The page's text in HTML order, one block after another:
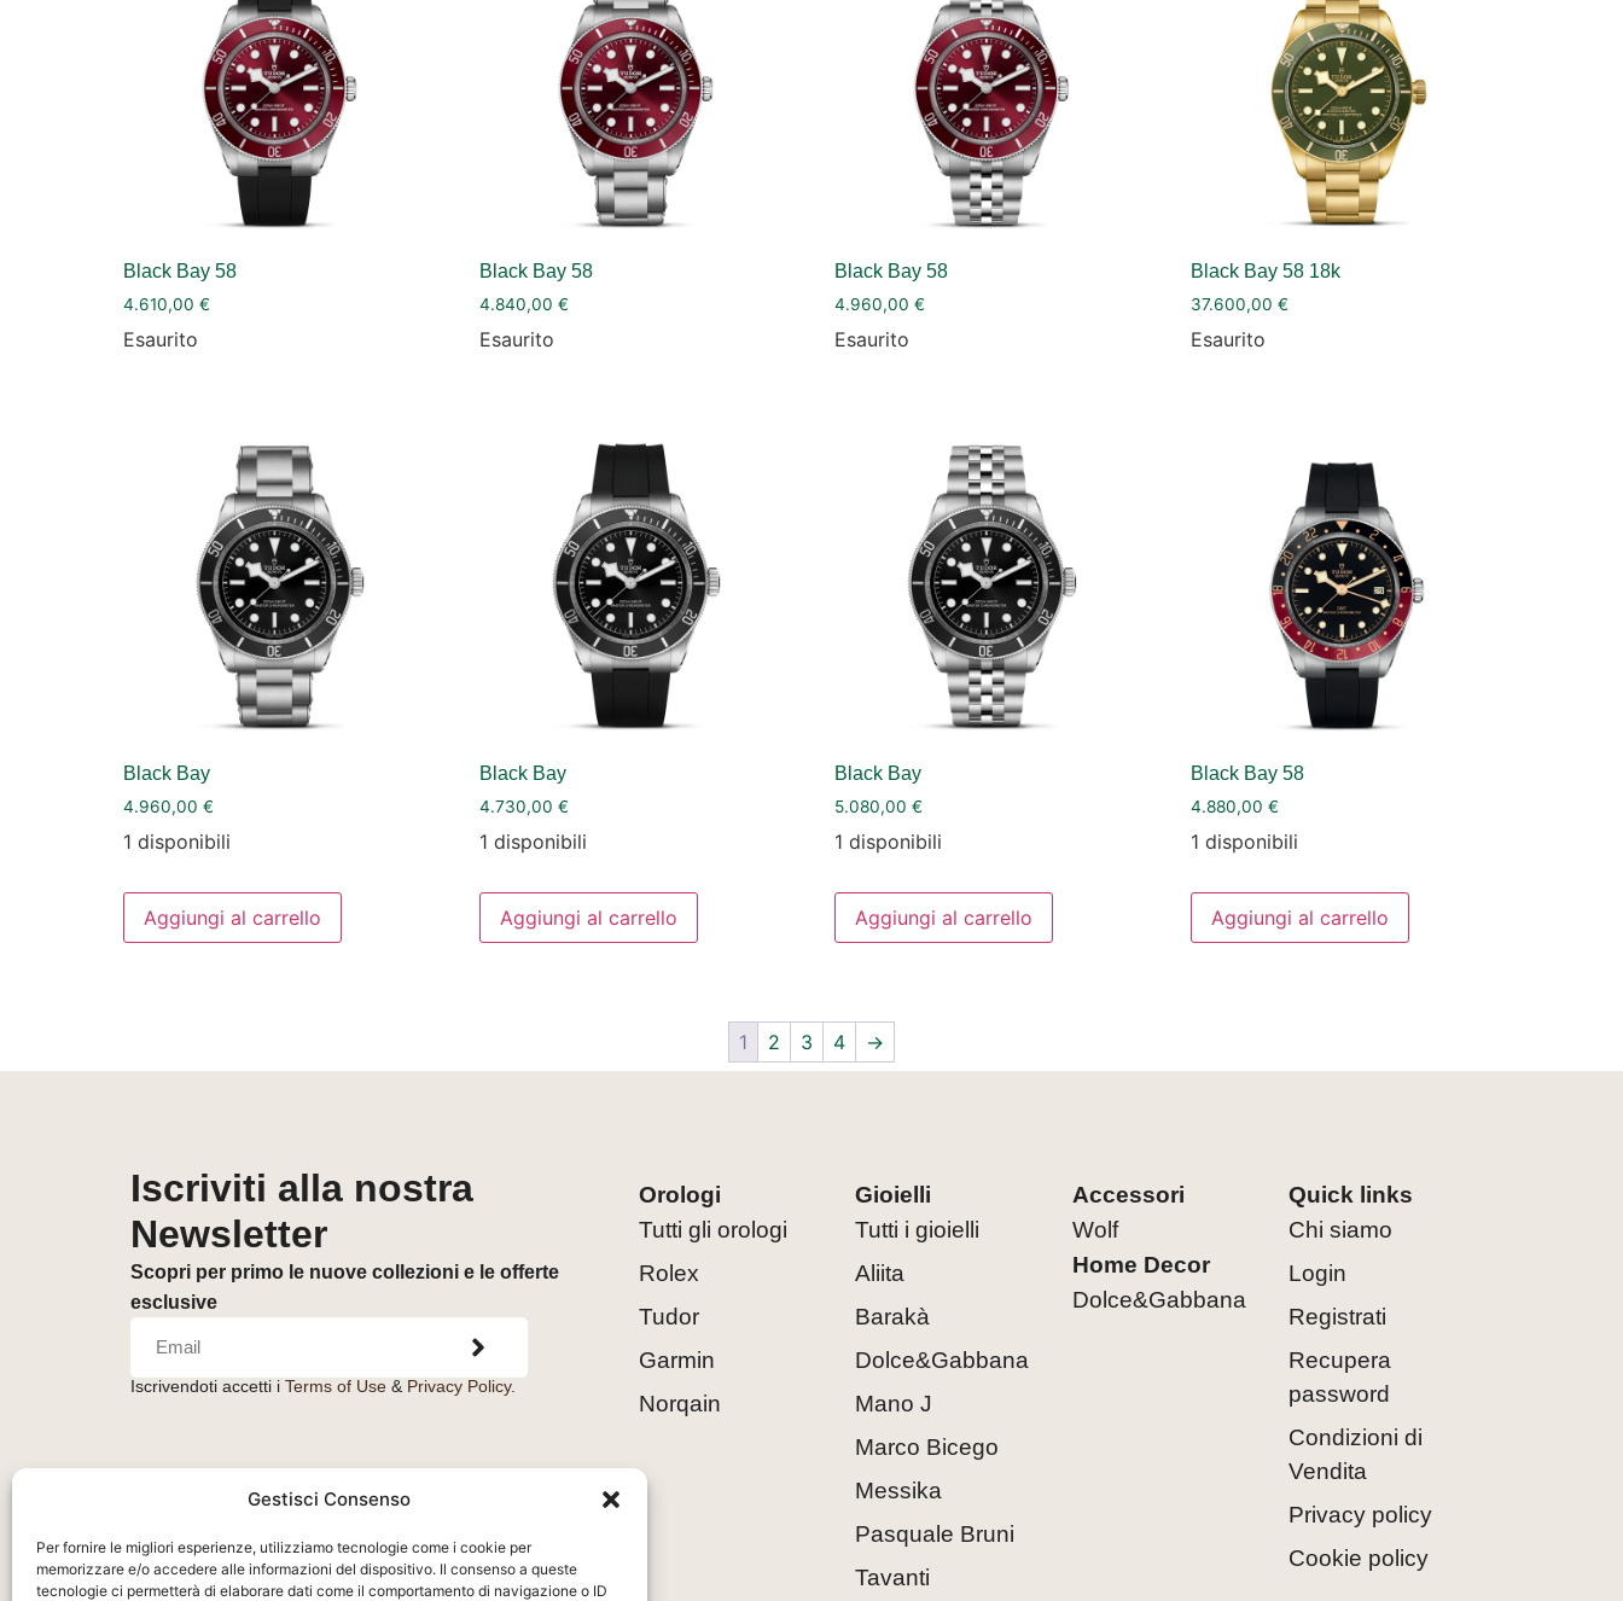
Gestisci Consenso
Per fornire le migliori esperienze, utilizziamo tecnologie come i cookie per
memorizzare e/o accedere alle informazioni del dispositivo. Il consenso a queste
tecnologie ci permetterà di elaborare dati come il comportamento di navigazione o ID
Black Bay 58
4.610,00 €
Esaurito
Black Bay 58
4.840,00 €
Esaurito
Black Bay 58
4.960,00€
Esaurito
Black Bay 58 18k
37.600,00€
Esaurito
Black Bay
4.960,00 €
1 disponibili
Aggiungi al carrello
Black Bay
4.730,00 €
1 disponibili
Aggiungi al carrello
Black Bay
5.080,00€
1 disponibili
Aggiungi al carrello
Black Bay 58
4.880,00€
1 disponibili
Aggiungi al carrello
1 2 3 4 →
Iscriviti alla nostra
Newsletter
Scopri per primo le nuove collezioni e le offerte
esclusive
Iscrivendoti accetti i Terms of Use& Privacy Policy.
Orologi
Tutti gli orologi
Rolex
Tudor
Garmin
Norqain
Gioielli
Tutti i gioielli
Aliita
Barakà
Dolce&Gabbana
Mano J
Marco Bicego
Messika
Pasquale Bruni
Tavanti
Accessori
Wolf
Home Decor
Dolce&Gabbana
Quick links
Chi siamo
Login
Registrati
Recupera
password
Condizioni di
Vendita
Privacy policy
Cookie policy